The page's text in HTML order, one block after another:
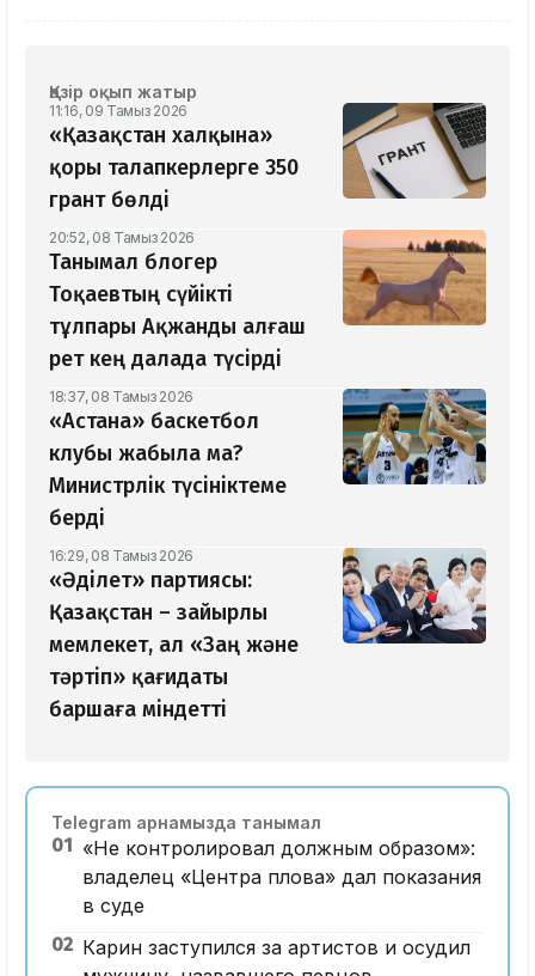
Қазір оқып жатыр
11:16, 09 Тамыз 2026
«Қазақстан халқына»
қоры талапкерлерге 350
грант бөлді
20:52, 08 Тамыз 2026
Танымал блогер
Тоқаевтың сүйікті
тұлпары Ақжанды алғаш
рет кең далада түсірді
18:37, 08 Тамыз 2026
«Астана» баскетбол
клубы жабыла ма?
Министрлік түсініктеме
берді
16:29, 08 Тамыз 2026
«Әділет» партиясы:
Қазақстан – зайырлы
мемлекет, ал «Заң және
тәртіп» қағидаты
баршаға міндетті
Telegram арнамызда танымал
01 «Не контролировал должным образом»:
владелец «Центра плова» дал показания
в суде
02 Карин заступился за артистов и осудил